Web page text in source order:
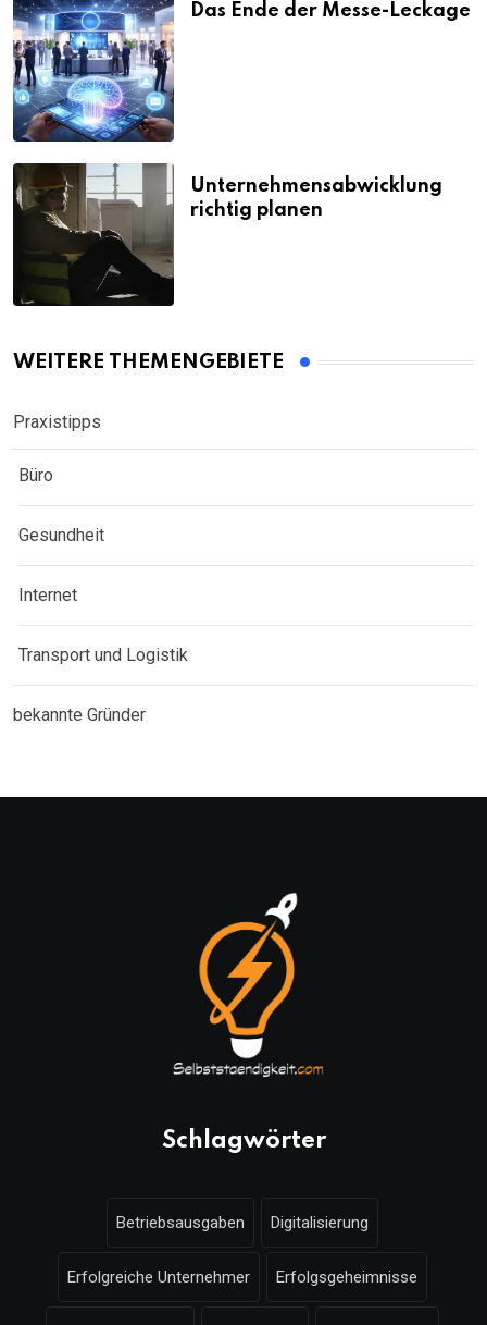
Das Ende der Messe-Leckage
Unternehmensabwicklung
richtig planen
WEITERE THEMENGEBIETE
Praxistipps
Büro
Gesundheit
Internet
Transport und Logistik
bekannte Gründer
Schlagwörter
Betriebsausgaben Digitalisierung
Erfolgreiche Unternehmer Erfolgsgeheimnisse